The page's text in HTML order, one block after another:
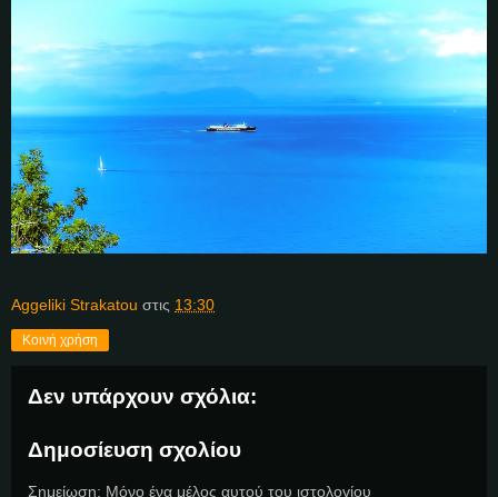
Aggeliki Strakatou στις 13:30
Κοινή χρήση
Δεν υπάρχουν σχόλια:
Δημοσίευση σχολίου
Σημείωση: Μόνο ένα μέλος αυτού του ιστολογίου